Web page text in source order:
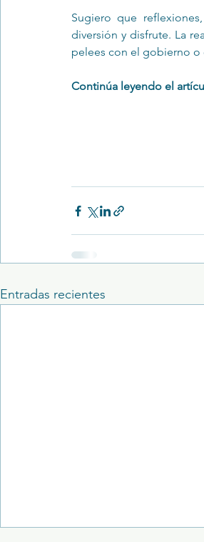
Sugiero que
diversión y disfrute. La
pelees con el gobierno o
Continúa leyendo el
Entradas recientes